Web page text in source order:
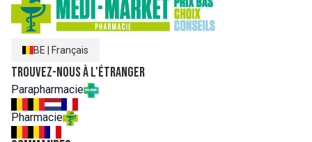
BE Français
Trouvez-nous à l'étranger
Parapharmacie
Pharmacie